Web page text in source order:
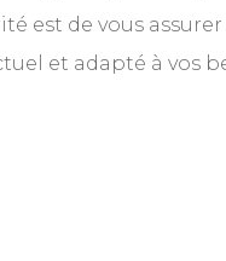
est de vous
et adapté à vos